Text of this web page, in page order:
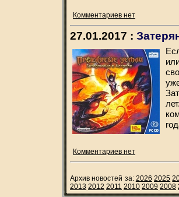
Комментариев нет
27.01.2017 :
Комментариев нет
Архив новостей за: 2026 2025
2013 2012 2011 2010 2009 2008